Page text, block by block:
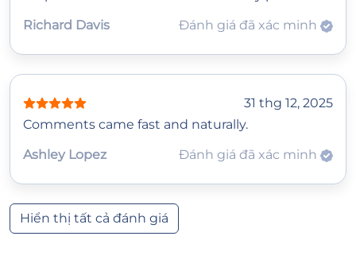
Richard Davis
Đánh giá đã xác minh
31 thg 12, 2025
Comments came fast and naturally.
Ashley Lopez
Đánh giá đã xác minh
Hiển thị tất cả đánh giá